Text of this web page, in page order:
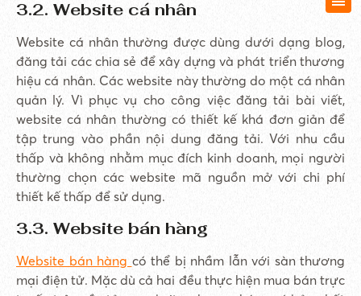
3.2. Website cá nhân
Website cá nhân thường được dùng dưới dạng blog,
đăng tải các chia sẻ để xây dựng và phát triển thương
hiệu cá nhân. Các website này thường do một cá nhân
quản lý. Vì phục vụ cho công việc đăng tải bài viết,
website cá nhân thường có thiết kế khá đơn giản để
tập trung vào phần nội dung đăng tải. Với nhu cầu
thấp và không nhằm mục đích kinh doanh, mọi người
thường chọn các website mã nguồn mở với chi phí
thiết kế thấp để sử dụng.
3.3. Website bán hàng
Website bán hàng có thể bị nhầm lẫn với sàn thương
mại điện tử. Mặc dù cả hai đều thực hiện mua bán trực